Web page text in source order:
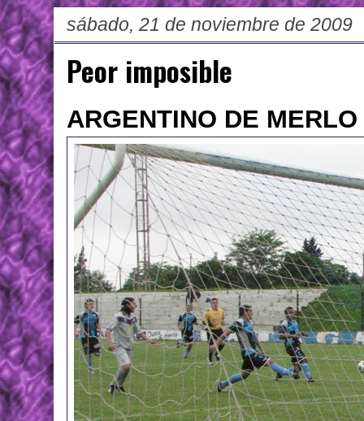
sábado, 21 de noviembre de 2009
Peor imposible
ARGENTINO DE